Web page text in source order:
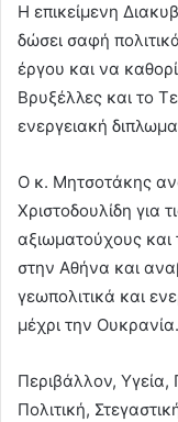
Η επικείμενη
δώσει σαφή
έργου και να
Βρυξέλλες και το
ενεργειακή
Ο κ. Μητσοτάκης
Χριστοδουλίδη για
αξιωματούχους
στην Αθήνα και
γεωπολιτικά και
μέχρι την Ουκρανία.
Περιβάλλον,
Πολιτική,